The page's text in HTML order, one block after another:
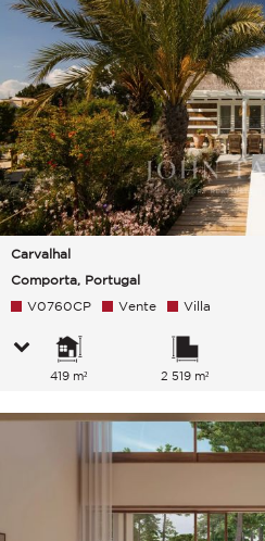
Carvalhal
Comporta, Portugal
V0760CP Vente Villa
419 m² 2 519 m²